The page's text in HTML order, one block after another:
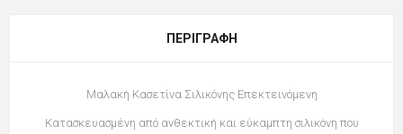
ΠΕΡΙΓΡΑΦΉ
Μαλακή Κασετίνα Σιλικόνης Επεκτεινόμενη
Κατασκευασμένη από ανθεκτική και εύκαμπτη σιλικόνη που